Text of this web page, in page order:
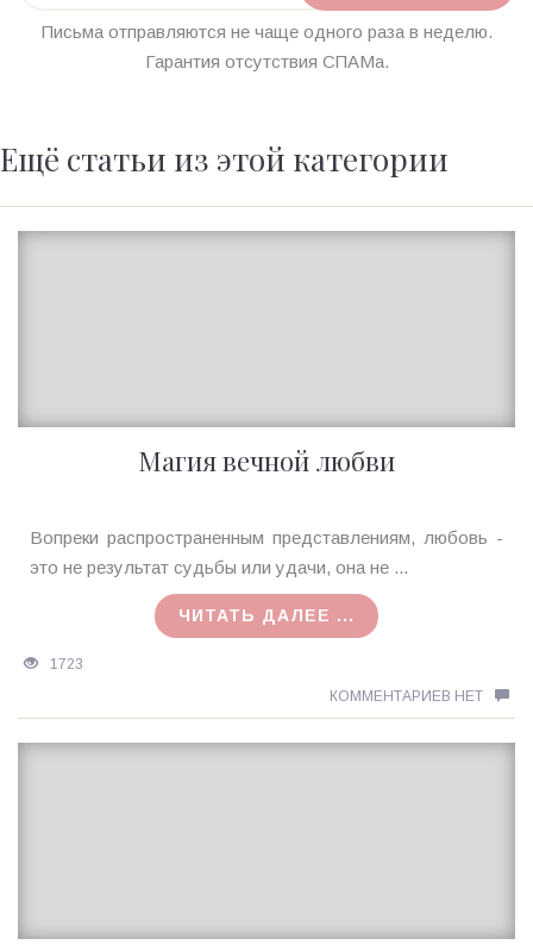
Письма отправляются не чаще одного раза в неделю.
Гарантия отсутствия СПАМа.
Ещё статьи из этой категории
Магия вечной любви
Ирина
MagicTantra
Вопреки распространенным представлениям, любовь -
это не результат судьбы или удачи, она не ...
ЧИТАТЬ ДАЛЕЕ ...
1723
КОММЕНТАРИЕВ НЕТ